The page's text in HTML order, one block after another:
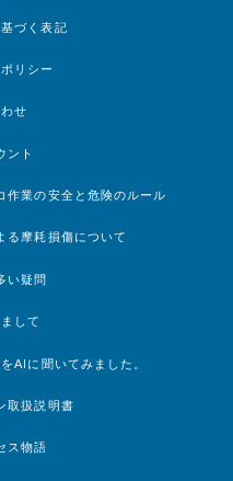
づく表記
リシー
せ
ント
作業の安全と危険のルール
る摩耗損傷について
い疑問
して
AIに聞いてみました。
取扱説明書
ス物語